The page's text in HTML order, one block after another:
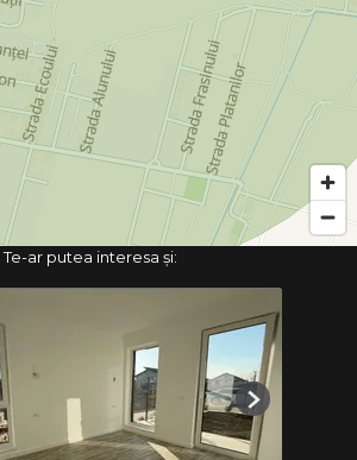
Te-ar putea interesa și:
Next